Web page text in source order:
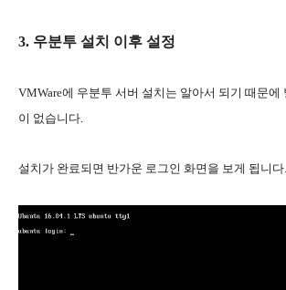
3. 우분투 설치 이후 설정
VMWare에 우분투 서버 설치는 알아서 되기 때문에
이 없습니다.
설치가 완료되면 반가운 로그인 화면을 보게 됩니다.